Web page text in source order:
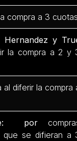
compra a 3
Hernandez y
la compra a 2 y
al diferir la compra
por
que se difieran a